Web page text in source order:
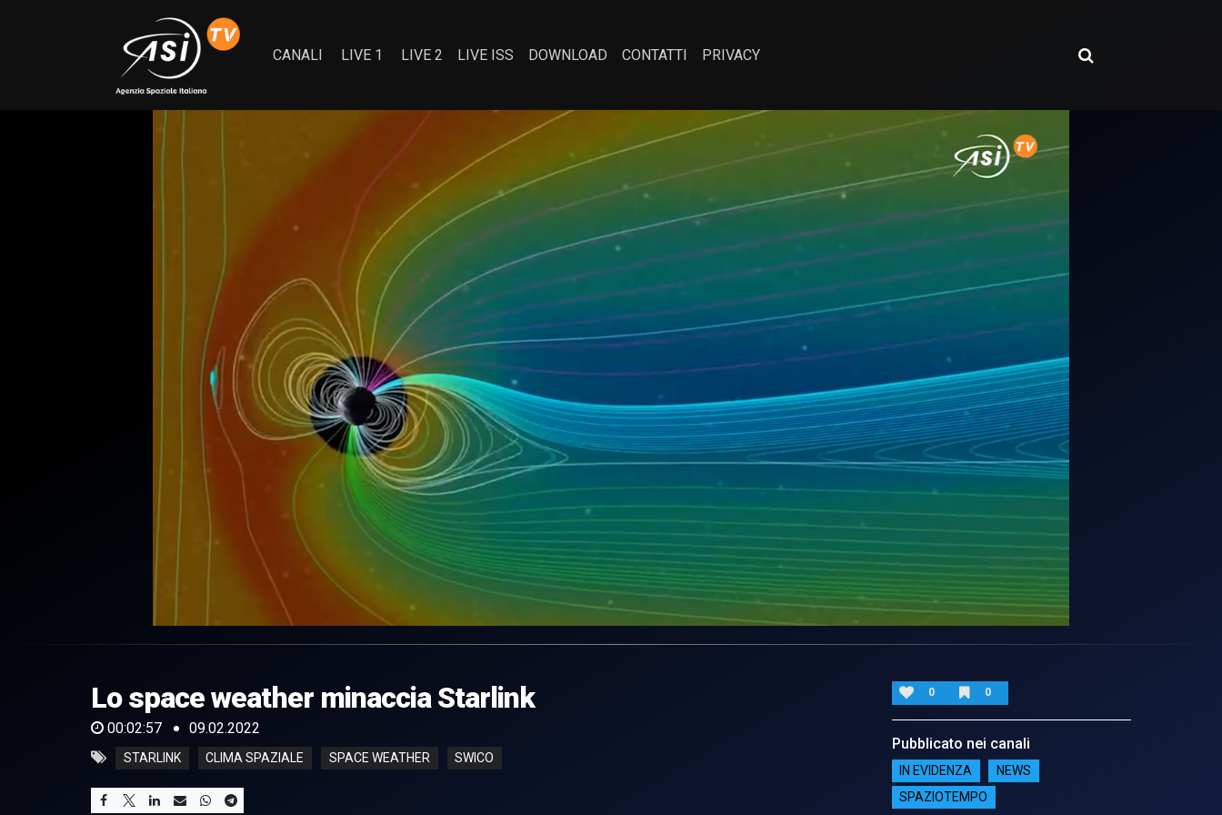
CANALI LIVE 1 LIVE 2 LIVE ISS DOWNLOAD CONTATTI PRIVACY
of
57
seconds Volume
0%
Lo space weather minaccia Starlink
00:02:57 09.02.2022
STARLINK CLIMA SPAZIALE SPACE WEATHER SWICO
0 0
Pubblicato nei canali
IN EVIDENZA
NEWS
SPAZIOTEMPO